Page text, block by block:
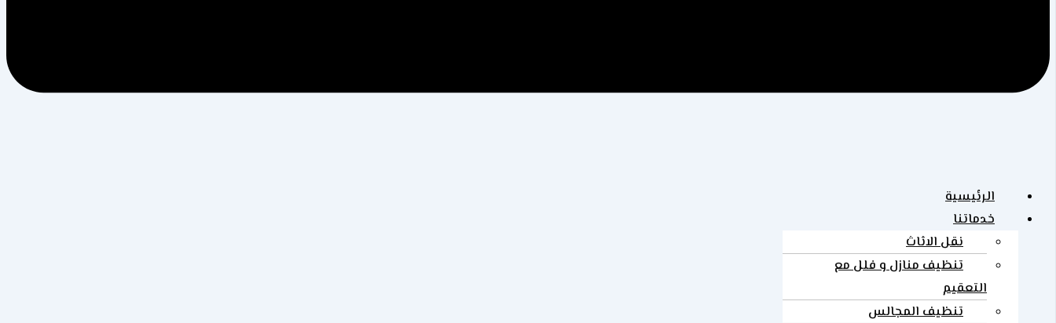
الرئيسية
خدماتنا
نقل الاثاث
تنظيف منازل و فلل مع
التعقيم
تنظيف المجالس